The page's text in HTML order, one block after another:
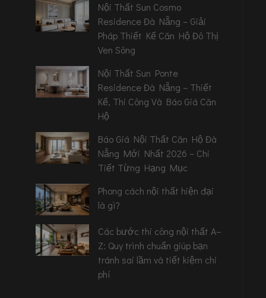
Nội Thất Sun Cosmo
Residence Đà Nẵng – Giải
Pháp Thiết Kế Căn Hộ Đô Thị
Ven Sông
Nội Thất Sun Ponte
Residence Đà Nẵng – Thiết
Kế, Thi Công Và Báo Giá Căn
Hộ
Báo Giá Nội Thất Căn Hộ Đà
Nẵng Mới Nhất 2026 – Chi
Tiết Từng Hạng Mục
Phong cách nội thất hiện đại
là gì?
Các bước thi công nội thất A–
Z: Quy trình chuẩn giúp bạn
tránh sai lầm và tiết kiệm chi
phí